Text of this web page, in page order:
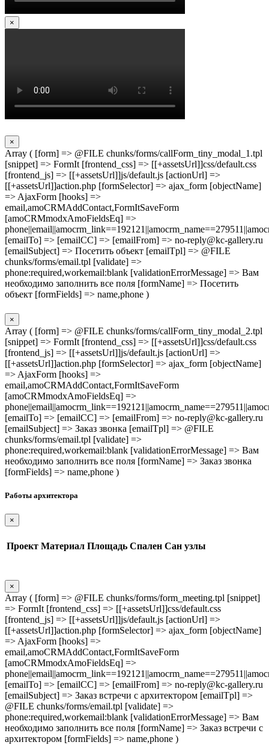
×
×
Array ( [form] => @FILE chunks/forms/callForm_tiny_modal_1.tpl
[snippet] => FormIt [frontend_css] => [[+assetsUrl]]css/default.css
[frontend_js] => [[+assetsUrl]]js/default.js [actionUrl] =>
[[+assetsUrl]]action.php [formSelector] => ajax_form [objectName]
=> AjaxForm [hooks] =>
email,amoCRMAddContact,FormItSaveForm
[amoCRMmodxAmoFieldsEq] =>
[emailTo] => [emailCC] => [emailFrom] => no-reply@kc-gallery.ru
[emailSubject] => Посетить объект [emailTpl] => @FILE
chunks/forms/email.tpl [validate] =>
phone:required,workemail:blank [validationErrorMessage] => Вам
необходимо заполнить все поля [formName] => Посетить
объект [formFields] => name,phone )
×
Array ( [form] => @FILE chunks/forms/callForm_tiny_modal_2.tpl
[snippet] => FormIt [frontend_css] => [[+assetsUrl]]css/default.css
[frontend_js] => [[+assetsUrl]]js/default.js [actionUrl] =>
[[+assetsUrl]]action.php [formSelector] => ajax_form [objectName]
=> AjaxForm [hooks] =>
email,amoCRMAddContact,FormItSaveForm
[amoCRMmodxAmoFieldsEq] =>
[emailTo] => [emailCC] => [emailFrom] => no-reply@kc-gallery.ru
[emailSubject] => Заказ звонка [emailTpl] => @FILE
chunks/forms/email.tpl [validate] =>
phone:required,workemail:blank [validationErrorMessage] => Вам
необходимо заполнить все поля [formName] => Заказ звонка
[formFields] => name,phone )
Работы архитектора
×
Проект Материал Площадь Спален Сан узлы
×
Array ( [form] => @FILE chunks/forms/form_meeting.tpl [snippet]
=> FormIt [frontend_css] => [[+assetsUrl]]css/default.css
[frontend_js] => [[+assetsUrl]]js/default.js [actionUrl] =>
[[+assetsUrl]]action.php [formSelector] => ajax_form [objectName]
=> AjaxForm [hooks] =>
email,amoCRMAddContact,FormItSaveForm
[amoCRMmodxAmoFieldsEq] =>
[emailTo] => [emailCC] => [emailFrom] => no-reply@kc-gallery.ru
[emailSubject] => Заказ встречи с архитектором [emailTpl] =>
@FILE chunks/forms/email.tpl [validate] =>
phone:required,workemail:blank [validationErrorMessage] => Вам
необходимо заполнить все поля [formName] => Заказ встречи с
архитектором [formFields] => name,phone )